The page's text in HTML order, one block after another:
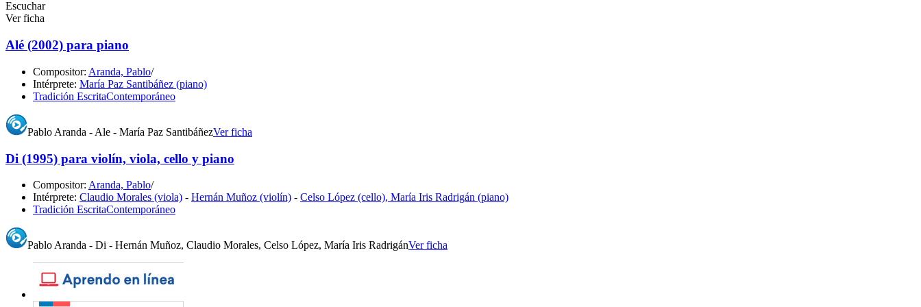
Escuchar
Ver ficha
Alé (2002) para piano
Compositor: Aranda, Pablo/
Intérprete: María Paz Santibáñez (piano)
Tradición EscritaContemporáneo
Pablo Aranda - Ale - María Paz SantibáñezVer ficha
Di (1995) para violín, viola, cello y piano
Compositor: Aranda, Pablo/
Intérprete: Claudio Morales (viola) - Hernán Muñoz (violín) - Celso López (cello), María Iris Radrigán (piano)
Tradición EscritaContemporáneo
Pablo Aranda - Di - Hernán Muñoz, Claudio Morales, Celso López, María Iris RadrigánVer ficha